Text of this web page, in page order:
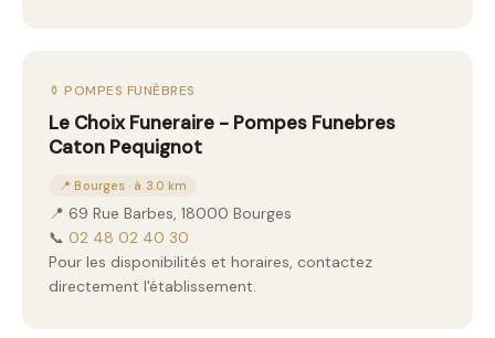
⚱️ POMPES FUNÈBRES
Le Choix Funeraire - Pompes Funebres
Caton Pequignot
📍 Bourges · à 3.0 km
📍 69 Rue Barbes, 18000 Bourges
📞 02 48 02 40 30
Pour les disponibilités et horaires, contactez
directement l'établissement.